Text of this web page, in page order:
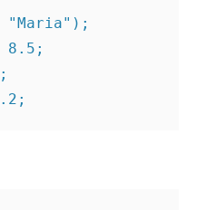
"Maria");
8.5;